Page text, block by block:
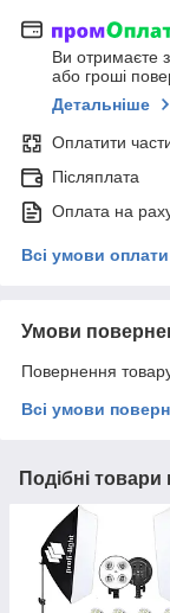
Ви отримаєте
або гроші
Детальніше
Оплатити
Післяплата
Оплата на
Всі умови оплати
Умови
Повернення
Всі умови
Подібні товари